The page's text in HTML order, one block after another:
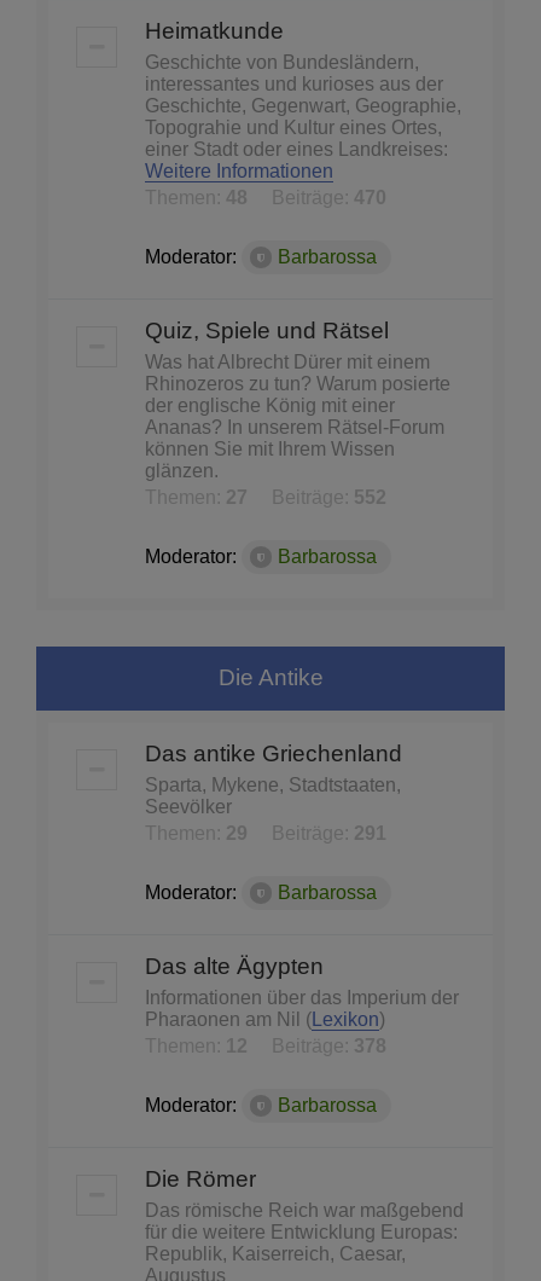
Heimatkunde
Geschichte von Bundesländern,
interessantes und kurioses aus der
Geschichte, Gegenwart, Geographie,
Topograhie und Kultur eines Ortes,
einer Stadt oder eines Landkreises:
Weitere Informationen
Themen: 48 Beiträge: 470
Moderator: Barbarossa
Quiz, Spiele und Rätsel
Was hat Albrecht Dürer mit einem
Rhinozeros zu tun? Warum posierte
der englische König mit einer
Ananas? In unserem Rätsel-Forum
können Sie mit Ihrem Wissen
glänzen.
Themen: 27 Beiträge: 552
Moderator: Barbarossa
Die Antike
Das antike Griechenland
Sparta, Mykene, Stadtstaaten,
Seevölker
Themen: 29 Beiträge: 291
Moderator: Barbarossa
Das alte Ägypten
Informationen über das Imperium der
Pharaonen am Nil ( Lexikon)
Themen:
12 Beiträge: 378
Moderator: Barbarossa
Die Römer
Das römische Reich war maßgebend
für die weitere Entwicklung Europas:
Republik, Kaiserreich, Caesar,
Augustus